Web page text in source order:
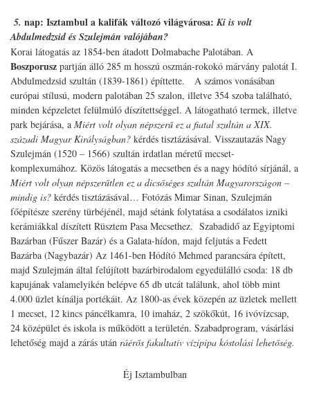
5. nap: Isztambul a kalifák változó világvárosa:Ki is volt
Abdulmedzsid és Szulejmán valójában?
Korai látogatás az 1854-ben átadott Dolmabache Palotában. A
Boszporusz partján álló 285 m hosszú oszmán-rokokó márvány palotát I.
Abdulmedzsid szultán (1839-1861) építtette. A számos vonásában
európai stílusú, modern palotában 25 szalon, illetve 354 szoba található,
minden képzeletet felülmúló díszítettséggel. A látogatható termek, illetve
park bejárása, a Miért volt olyan népszerű ez a fiatal szultán a XIX.
századi Magyar Királyságban? kérdés tisztázásával. Visszautazás Nagy
Szulejmán (1520 – 1566) szultán irdatlan méretű mecset-
komplexumához. Közös látogatás a mecsetben és a nagy hódító sírjánál, a
Miért volt olyan népszerűtlen ez a dicsőséges szultán Magyarországon –
mindig is? kérdés tisztázásával… Fotózás Mimar Sinan, Szulejmán
főépítésze szerény türbéjénél, majd sétánk folytatása a csodálatos izniki
kerámiákkal díszített Rüsztem Pasa Mecsethez. Szabadidő az Egyiptomi
Bazárban (Fűszer Bazár) és a Galata-hídon, majd feljutás a Fedett
Bazárba (Nagybazár) Az 1461-ben Hódító Mehmed parancsára épített,
majd Szulejmán által felújított bazárbirodalom egyedülálló csoda: 18 db
kapujának valamelyikén belépve 65 db utcát találunk, ahol több mint
4.000 üzlet kínálja portékáit. Az 1800-as évek közepén az üzletek mellett
1 mecset, 12 kincs páncélkamra, 10 imaház, 2 szökőkút, 16 ivóvízcsap,
24 középület és iskola is működött a területén. Szabadprogram, vásárlási
lehetőség majd a zárás után ráérős fakultatív vízipipa kóstolási lehetőség.
Éj Isztambulban